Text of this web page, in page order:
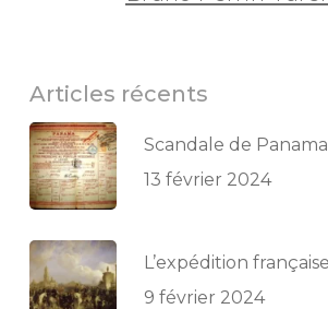
Articles récents
Scandale de Panama
13 février 2024
L’expédition
9 février 2024